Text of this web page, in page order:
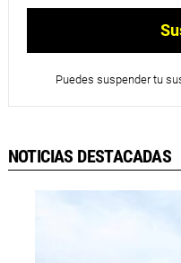
Puedes suspender tu
NOTICIAS DESTACADAS